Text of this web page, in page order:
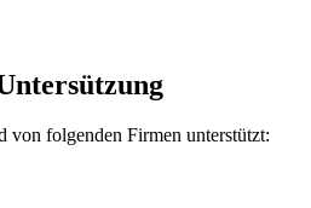
von folgenden Firmen unterstützt: